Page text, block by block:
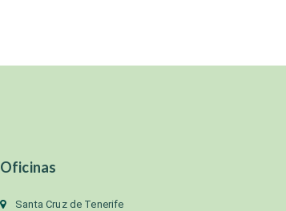
Oficinas
Santa Cruz de Tenerife